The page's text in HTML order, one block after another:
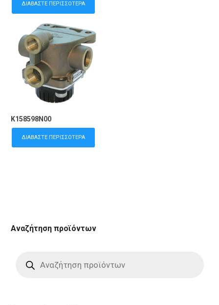
ΔΙΑΒΆΣΤΕ ΠΕΡΙΣΣΌΤΕΡΑ
K158598N00
ΔΙΑΒΆΣΤΕ ΠΕΡΙΣΣΌΤΕΡΑ
Αναζήτηση προϊόντων
search